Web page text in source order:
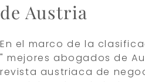
de Austria
En el marco de la
" mejores abogados de
revista austriaca de